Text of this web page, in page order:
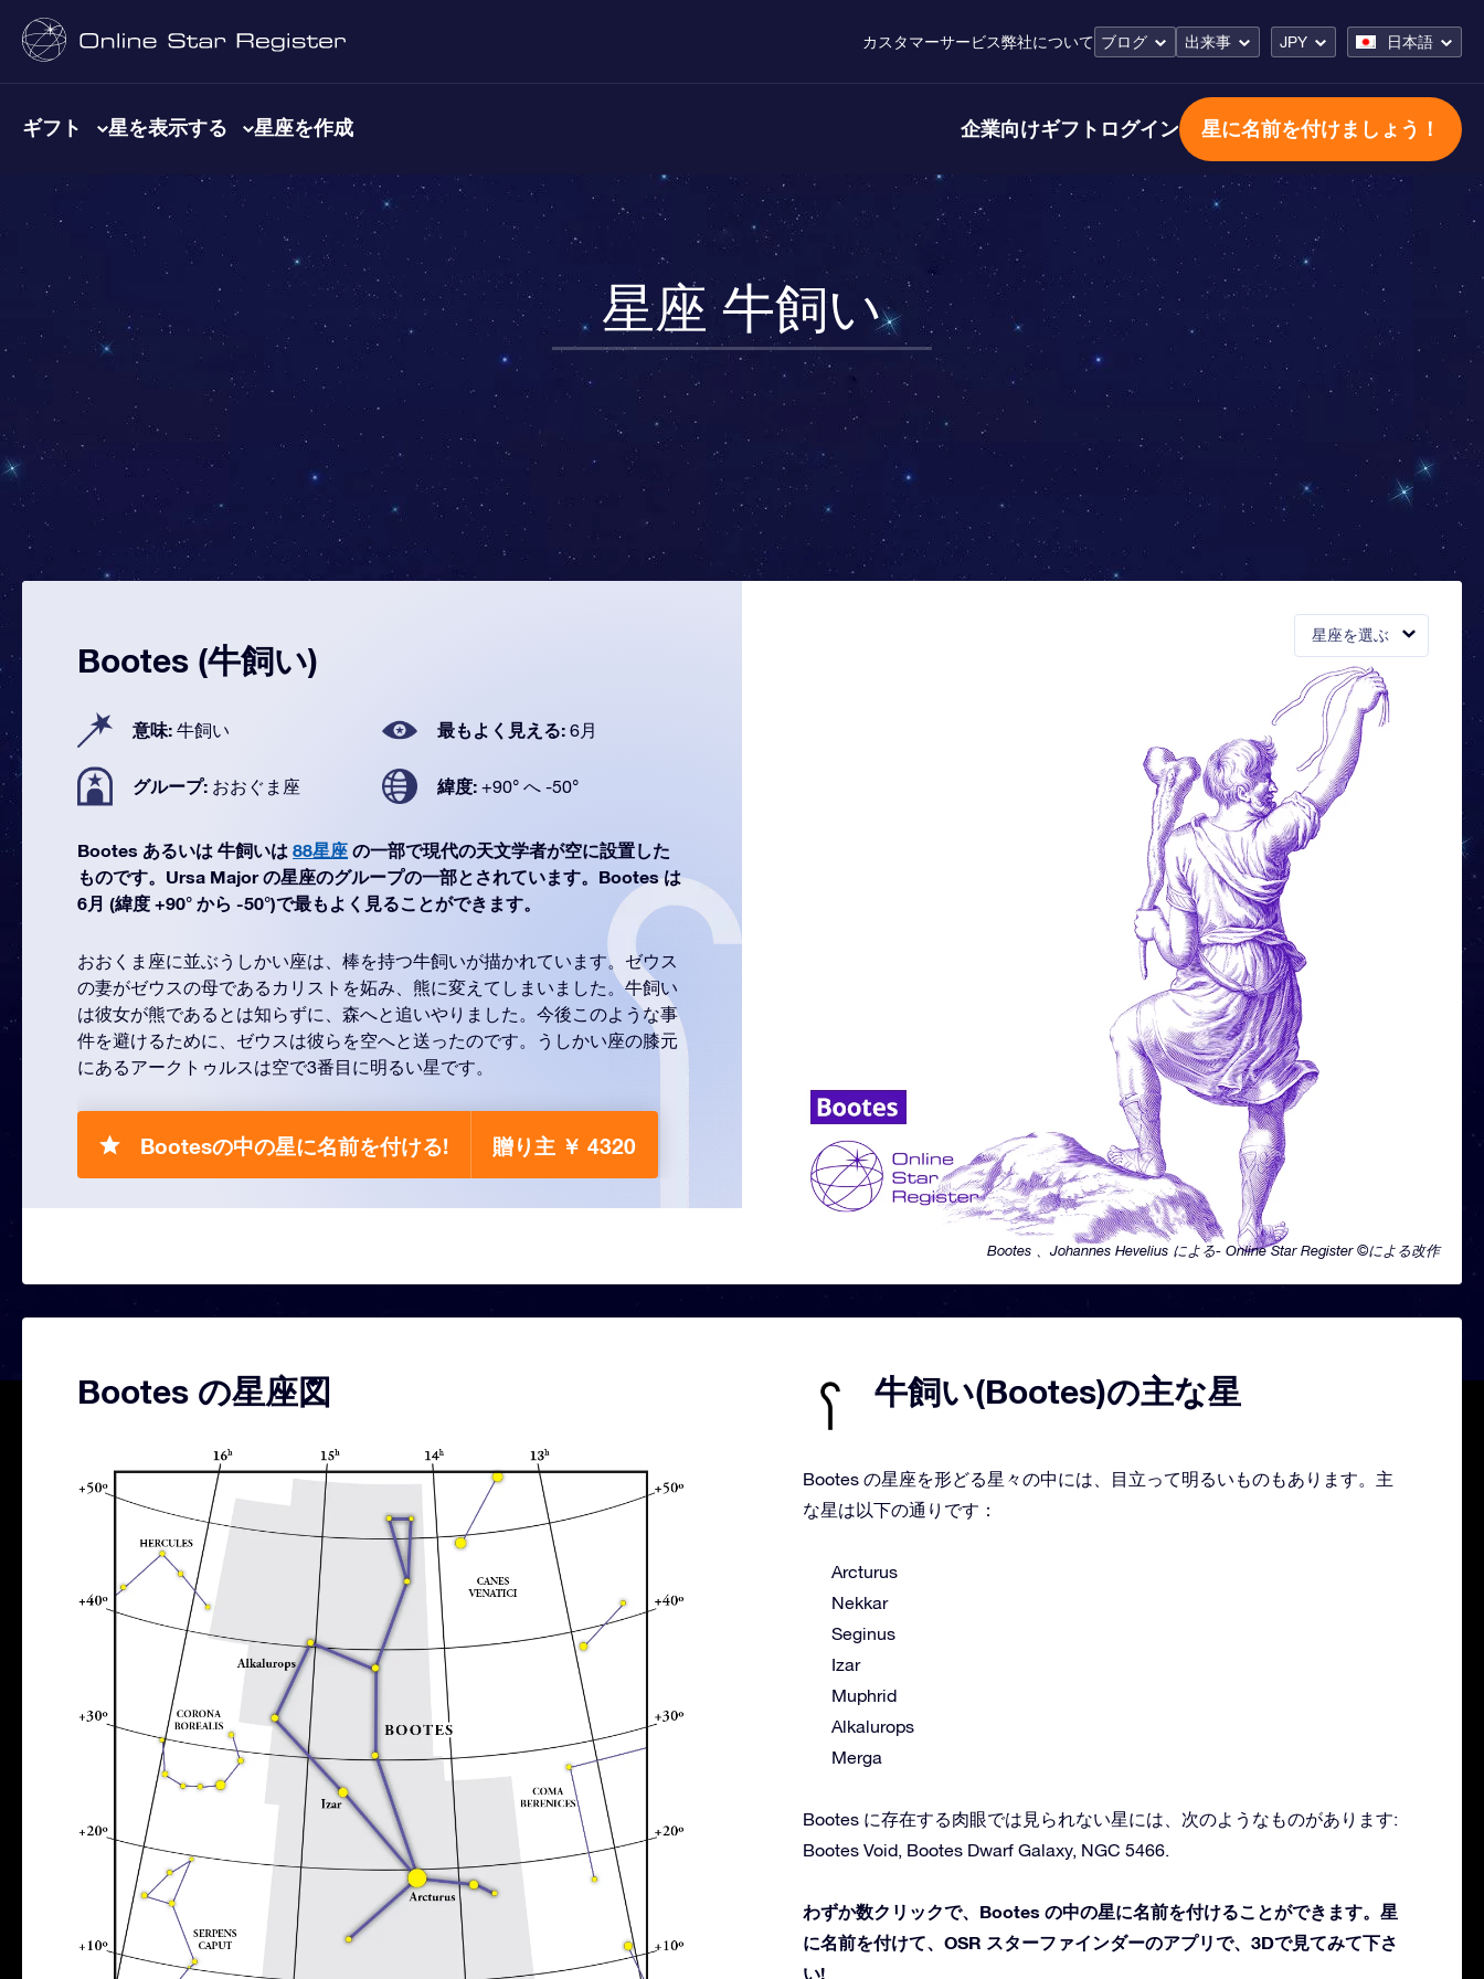
カスタマーサービス弊社について ブログ 出来事 JPY 日本語
ギフト 星を表示する 星座を作成 企業向けギフト ログイン 星に名前を付けましょう！
星座 牛飼い
星座を選ぶ
Bootes 、Johannes Hevelius による- Online Star Register ©による改作
Bootes (牛飼い)
意味: 牛飼い 最もよく見える: 6月
グループ: おおぐま座 緯度: +90° へ -50°
Bootes あるいは 牛飼いは 88星座 の一部で現代の天文学者が空に設置した
ものです。Ursa Major の星座のグループの一部とされています。Bootes は
6月 (緯度 +90° から -50°)で最もよく見ることができます。
おおくま座に並ぶうしかい座は、棒を持つ牛飼いが描かれています。ゼウス
の妻がゼウスの母であるカリストを妬み、熊に変えてしまいました。牛飼い
は彼女が熊であるとは知らずに、森へと追いやりました。今後このような事
件を避けるために、ゼウスは彼らを空へと送ったのです。うしかい座の膝元
にあるアークトゥルスは空で3番目に明るい星です。
Bootesの中の星に名前を付ける! 贈り主 ￥ 4320
Bootes の星座図 牛飼い(Bootes)の主な星
Bootes の星座を形どる星々の中には、目立って明るいものもあります。主
な星は以下の通りです：
Arcturus
Nekkar
Seginus
Izar
Muphrid
Alkalurops
Merga
Bootes に存在する肉眼では見られない星には、次のようなものがあります:
Bootes Void, Bootes Dwarf Galaxy, NGC 5466.
わずか数クリックで、Bootes の中の星に名前を付けることができます。星
に名前を付けて、OSR スターファインダーのアプリで、3Dで見てみて下さ
い!